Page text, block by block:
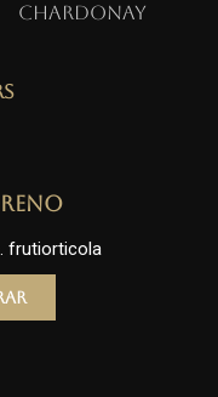
Chardonay
frutiorticola